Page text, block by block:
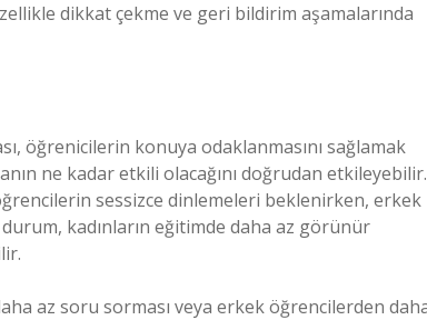
dikkat çekme ve geri bildirim aşamalarında
öğrenicilerin konuya odaklanmasını sağlamak
ne kadar etkili olacağını doğrudan etkileyebilir.
sessizce dinlemeleri beklenirken, erkek
kadınların eğitimde daha az görünür
az soru sorması veya erkek öğrencilerden